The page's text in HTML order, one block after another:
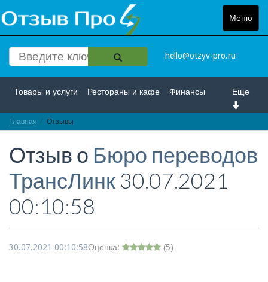
Меню
Toggle
hello@otzyv-pro.ru
Еще
Товары и услуги Рестораны и кафе Финансы
Красота и здоровье
Интернет Путешествие и отдых Транспорт
Недвижимость Работа Гос. учреждения
Личности Логистика
Главная Отзывы
Отзыв о Бюро переводов
ТрансЛинк 30.07.2021
00:10:58
30.07.2021 00:10:58Оценка: (5)